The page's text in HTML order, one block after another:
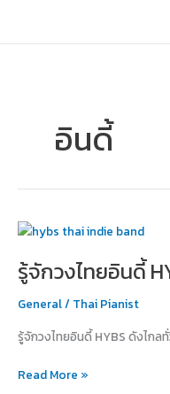
content
อินดี้
รู้จักวงไทยอินดี้
General/ Thai Pianist
รู้จักวงไทยอินดี้ HYBS ดังไก
รู้จัก
ไทย
อิน
ดี้
ดัง
ทั่ว
Read More »